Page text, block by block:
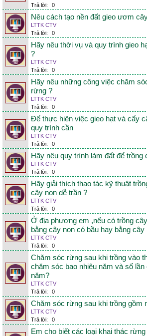
Trả lời: 0
Nêu cách tạo nền đất gieo ươm
LTTK CTV
Trả lời:
0
Hãy nêu thời vụ và quy trình gieo
?
LTTK CTV
Trả lời:
0
Hãy nêu những công việc chăm
rừng ?
LTTK CTV
Trả lời:
0
Để thực hiên việc gieo hạt và cấy
quy trình cần
LTTK CTV
Trả lời:
0
Hãy nêu quy trình làm đất để trồng
LTTK CTV
Trả lời:
0
Hãy giải thích thao tác kỹ thuật
cây non dễ trần ?
LTTK CTV
Trả lời:
0
Ở địa phương em ,nếu có trồng
bằng cây non có bầu hay bằng
LTTK CTV
Trả lời:
0
Chăm sóc rừng sau khi trồng vào
chăm sóc bao nhiêu năm và số
năm?
LTTK CTV
Trả lời:
0
Chăm sóc rừng sau khi trồng gồm
LTTK CTV
Trả lời:
0
Em cho biết các loại khai thác